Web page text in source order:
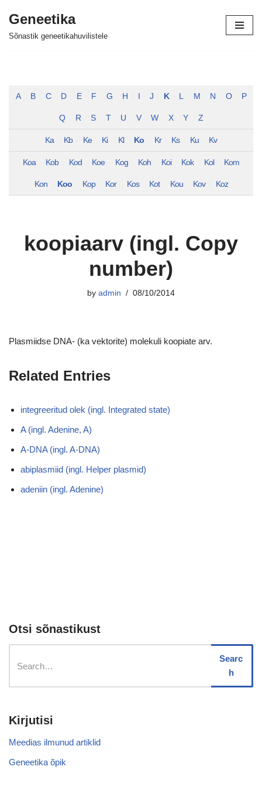
Skip
Geneetika
Sõnastik geneetikahuvilistele
A B C D E F G H J K L M N O P
Q R S T U V W X Y Z
Ka Kb Ke Ki Kl Ko Kr Ks Ku Kv
Koa Kob Kod Koe Kog Koh Koi Kok Kol Kom
Kon Koo Kop Kor Kos Kot Kou Kov Koz
koopiaarv (ingl. Copy
number)
by admin 08/10/2014
Plasmiidse DNA- (ka vektorite) molekuli koopiate arv.
Related Entries
integreeritud olek (ingl. Integrated state)
A (ingl. Adenine, A)
A-DNA (ingl. A-DNA)
abiplasmiid (ingl. Helper plasmid)
adeniin (ingl. Adenine)
Otsi sõnastikust
Searc
h
Kirjutisi
Meedias ilmunud artiklid
Geneetika õpik